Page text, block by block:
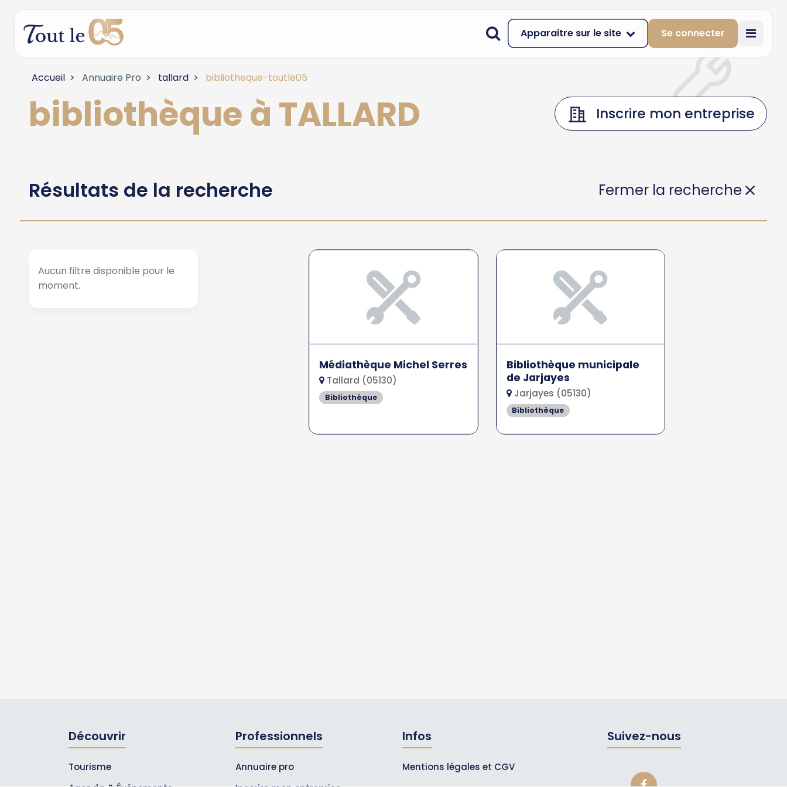
Apparaitre sur le site Se connecter
Accueil Annuaire Pro tallard bibliotheque-toutle05
bibliothèque à TALLARD Inscrire mon entreprise
Résultats de la recherche Fermer la recherche
Aucun filtre disponible pour le
moment.
Médiathèque Michel Serres
Tallard (05130)
Bibliothèque
Bibliothèque municipale
de Jarjayes
Jarjayes (05130)
Bibliothèque
Découvrir
Tourisme
Professionnels
Annuaire pro
Infos
Mentions légales et CGV
Suivez-nous